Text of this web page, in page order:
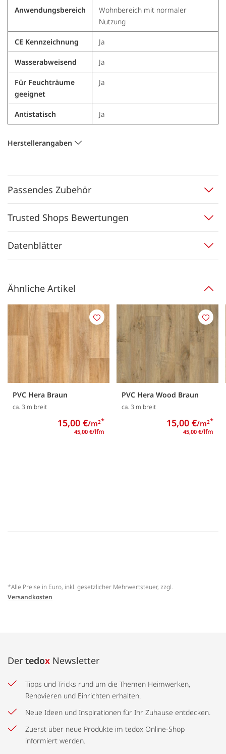
Anwendungsbereich
Wohnbereich mit normaler
Nutzung
CE Kennzeichnung Ja
Wasserabweisend Ja
Für Feuchträume
geeignet
Ja
Antistatisch Ja
Herstellerangaben
Passendes Zubehör
Trusted Shops Bewertungen
Datenblätter
Ähnliche Artikel
PVC Hera Braun
ca. 3 m breit
15,00 €/m2*
45,00 €/lfm
Merken
PVC Hera Wood Braun
ca. 3 m breit
15,00 €/m2*
45,00 €/lfm
*Alle Preise in Euro, inkl. gesetzlicher Mehrwertsteuer, zzgl.
Versandkosten
Der tedox Newsletter
Tipps und Tricks rund um die Themen Heimwerken,
Renovieren und Einrichten erhalten.
Neue Ideen und Inspirationen für Ihr Zuhause entdecken.
Zuerst über neue Produkte im tedox Online-Shop
informiert werden.